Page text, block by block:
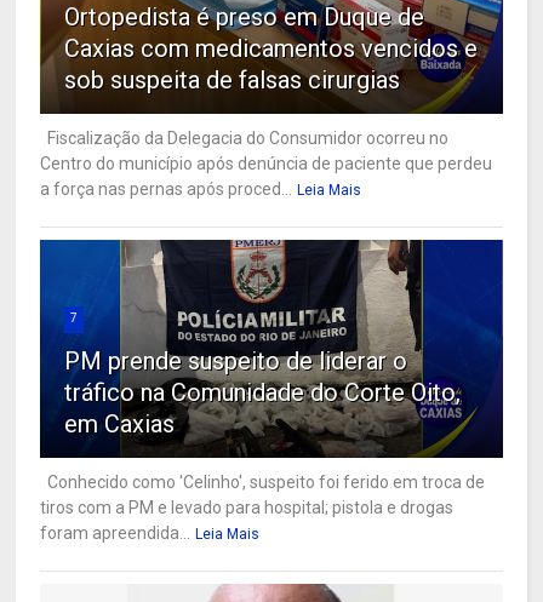
Ortopedista é preso em Duque de
Caxias com medicamentos vencidos e
sob suspeita de falsas cirurgias
Fiscalização da Delegacia do Consumidor ocorreu no
Centro do município após denúncia de paciente que perdeu
a força nas pernas após proced...
Leia Mais
7
PM prende suspeito de liderar o
tráfico na Comunidade do Corte Oito,
em Caxias
Conhecido como 'Celinho', suspeito foi ferido em troca de
tiros com a PM e levado para hospital; pistola e drogas
foram apreendida...
Leia Mais